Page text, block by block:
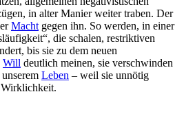
in alter Manier weiter traben. Der
Macht gegen ihn. So werden, in einer
die schalen, restriktiven
bis sie zu dem neuen
Will deutlich meinen, sie verschwinden
Leben – weil sie unnötig